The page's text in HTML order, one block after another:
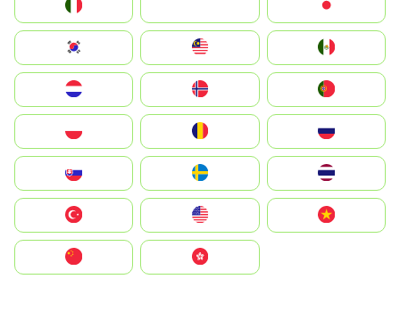
South Korea
United States
中國香港特別行政區